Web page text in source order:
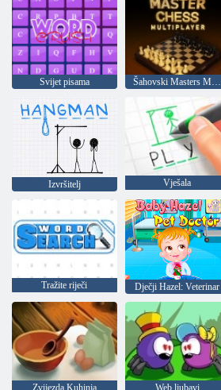
Svijet pisama Šahovski Masters Multiplayer
Izvršitelj Vješala
Tražite riječi Dječji Hazel: Veterinar
Zvijezda Kuhinja Web ljubavi